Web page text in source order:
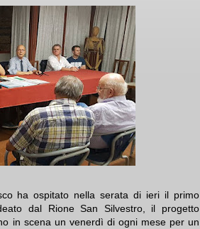
ha ospitato nella serata di ieri il primo
dal Rione San Silvestro, il progetto
in scena un venerdì di ogni mese per un